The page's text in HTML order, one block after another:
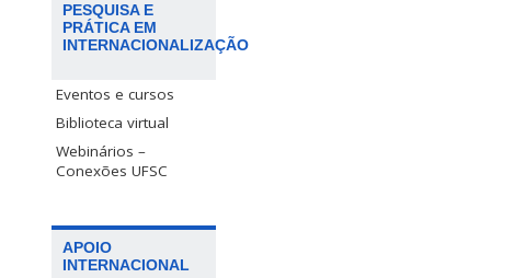
PESQUISA E
PRÁTICA EM
INTERNACIONALIZAÇÃO
Eventos e cursos
Biblioteca virtual
Webinários –
Conexões UFSC
APOIO
INTERNACIONAL